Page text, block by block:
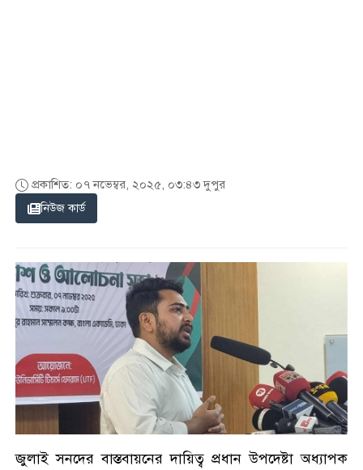
প্রকাশিত: ০৭ নভেম্বর, ২০২৫, ০৩:৪৩ দুপুর
নিউজ কার্ড
জুলাই সনদের বাস্তবায়নের দায়িত্ব প্রধান উপদেষ্টা অধ্যাপক